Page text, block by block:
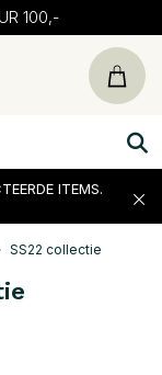
100,-
ITEMS.
SS22 collectie